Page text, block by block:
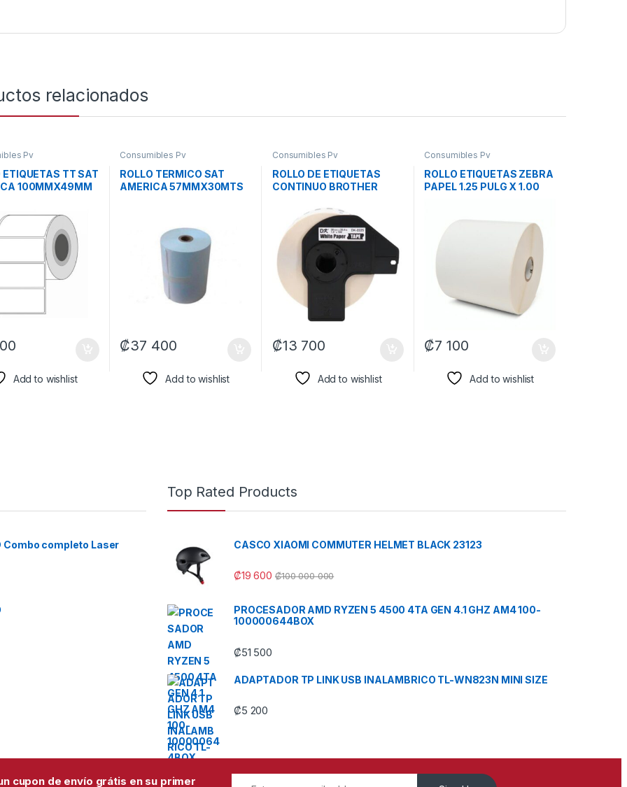
relacionados
Pv
ETIQUETAS TT SAT
100MMX49MM
Add to wishlist
Consumibles Pv
ROLLO TERMICO SAT
AMERICA 57MMX30MTS
₡37 400
Add to wishlist
Consumibles Pv
ROLLO DE ETIQUETAS
CONTINUO BROTHER
COMPATIBLE CON
IMPRESORAS QL BLANCO
CON TEXTO NEGRO
₡13 700
Add to wishlist
Consumibles Pv
ROLLO ETIQUETAS ZEBRA
PAPEL 1.25 PULG X 1.00
Z-PERFORM 1500T 3 EN
₡7 100
Add to wishlist
Combo completo Laser
Top Rated Products
CASCO XIAOMI COMMUTER HELMET BLACK 23123
₡19 600 ₡100 000 000
PROCESADOR AMD RYZEN 5 4500 4TA GEN 4.1 GHZ AM4 100-
100000644BOX
₡51 500
ADAPTADOR TP LINK USB INALAMBRICO TL-WN823N MINI SIZE
₡5 200
cupon de envío grátis en su primer